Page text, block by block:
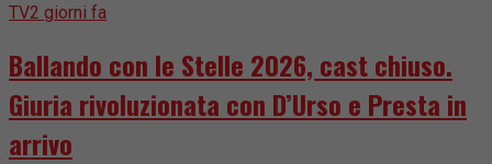
TV2 giorni fa
Ballando con le Stelle 2026, cast chiuso.
Giuria rivoluzionata con D’Urso e Presta in
arrivo